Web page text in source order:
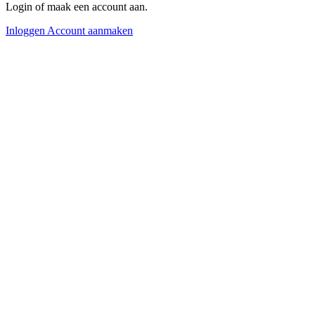
Login of maak een account aan.
Inloggen Account aanmaken